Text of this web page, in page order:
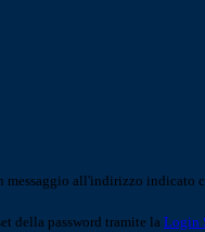
messaggio all'indirizzo indicato
della password tramite la Login